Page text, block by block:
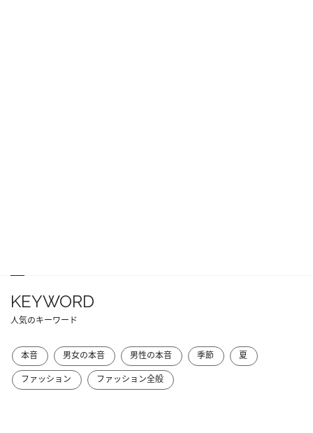
KEYWORD
人気のキーワード
本音 男女の本音 男性の本音 季節
夏
ファッション
ファッション全般